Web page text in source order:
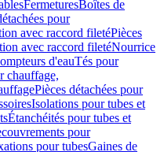
FermeturesBoîtes de
pour
avec raccord filetéPièces
avec raccord filetéNourrice
d'eauTés pour
chauffage,
Pièces détachées pour
Isolations pour tubes et
Étanchéités pour tubes et
pour
pour tubesGaines de